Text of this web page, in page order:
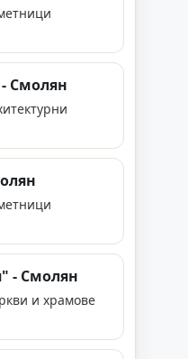
Смолян
- Смолян
и храмове